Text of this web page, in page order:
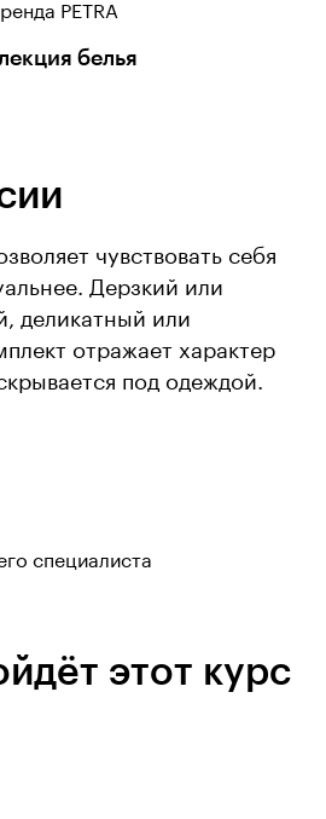
PETRA
белья
чувствовать себя
Дерзкий или
деликатный или
отражает характер
под одеждой.
специалиста
этот курс